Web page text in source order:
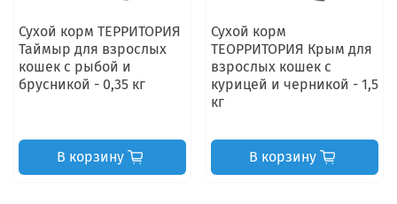
Сухой корм ТЕРРИТОРИЯ
Таймыр для взрослых
кошек с рыбой и
брусникой - 0,35 кг
В корзину
Сухой корм
ТЕОРРИТОРИЯ Крым для
взрослых кошек с
курицей и черникой - 1,5
кг
В корзину